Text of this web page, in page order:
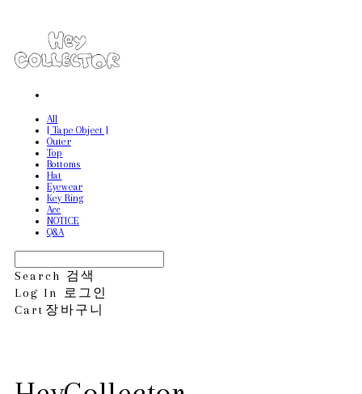
All
[ Tape Object ]
Outer
Top
Bottoms
Hat
Eyewear
Key Ring
Acc
NOTICE
Q&A
Search 검색
Log In
로그인
Cart 장바구니